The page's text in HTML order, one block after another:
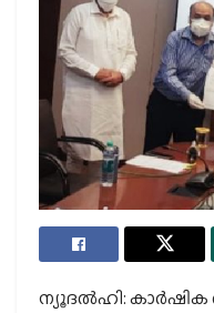
ന്യൂദല്‍ഹി: കാര്‍ഷിക